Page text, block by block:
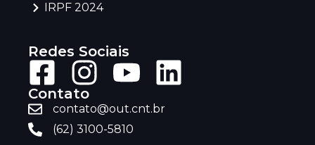
IRPF 2024
Redes Sociais
Contato
contato@out.cnt.br
(62) 3100-5810